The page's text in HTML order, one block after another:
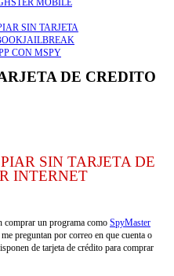
SIN TARJETA
JAILBREAK
CON MSPY
DE CREDITO
SIN TARJETA DE
INTERNET
comprar un programa como SpyMaster
me preguntan por correo en que cuenta o
de tarjeta de crédito para comprar